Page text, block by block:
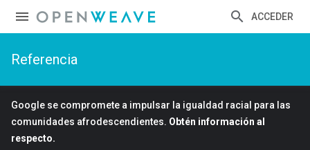
ACCEDER
Referencia
Google se compromete a impulsar la igualdad racial para las
comunidades afrodescendientes. Obtén información al
respecto.